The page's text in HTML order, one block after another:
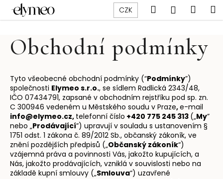
obsah
CZK Hledat
Obchodní podmínky
Tyto všeobecné obchodní podmínky (“Podmínky”)
společnosti Elymeo s.r.o., se sídlem Radlická 2343/48,
IČO 07434791, zapsané v obchodním rejstříku pod sp. zn.
C 300946 vedeném u Městského soudu v Praze,e-mail
info@elymeo.cz, telefonní číslo +420 775 245 313 („My”
nebo „Prodávající”) upravují v souladu s ustanovením §
1751 odst. 1 zákona č. 89/2012 Sb., občanský zákoník, ve
znění pozdějších předpisů („Občanský zákoník“)
vzájemná práva a povinnosti Vás, jakožto kupujících, a
Nás, jakožto prodávajících, vzniklá v souvislosti nebo na
základě kupní smlouvy („Smlouva“) uzavřené
o
C
p
o
t
ř
e
b
u
j